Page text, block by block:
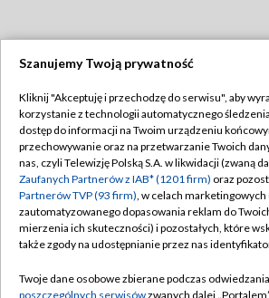
TVP
Abonament TVP
Emisja w TVP
Centrum informacji TVP
Naziemna Telewizja Cyfrowa
Rada Programowa
Regulamin TVP
Polityka
Moje zgody
Pomoc
Szanujemy Twoją prywatność
Kliknij "Akceptuję i przechodzę do serwisu", aby
korzystanie z technologii automatycznego
dostęp do informacji na Twoim urządzeniu
przechowywanie oraz na przetwarzanie Twoich
nas, czyli Telewizję Polską S.A. w likwidacji (zwaną
Zaufanych Partnerów z IAB* (1201 firm) oraz
Partnerów TVP (93 firm), w celach marketingowych
zautomatyzowanego dopasowania reklam do
mierzenia ich skuteczności) i pozostałych, które
także zgody na udostępnianie przez nas
Twoje dane osobowe zbierane podczas
poszczególnych serwisówzwanych dalej